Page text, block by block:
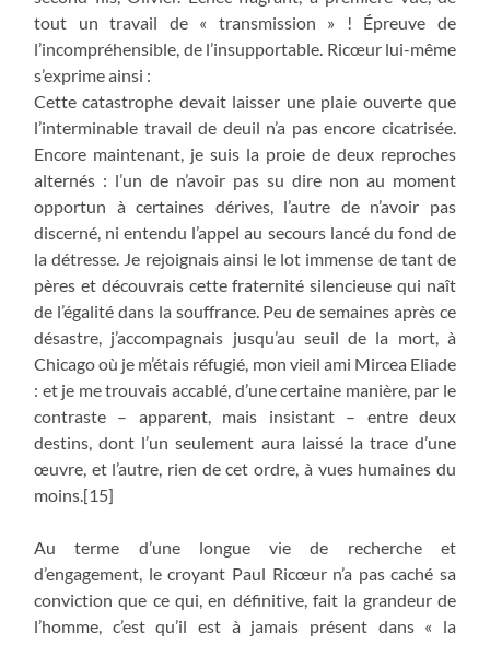
tout un travail de « transmission » ! Épreuve de
l’incompréhensible, de l’insupportable. Ricœur lui-même
s’exprime ainsi :
Cette catastrophe devait laisser une plaie ouverte que
l’interminable travail de deuil n’a pas encore cicatrisée.
Encore maintenant, je suis la proie de deux reproches
alternés : l’un de n’avoir pas su dire non au moment
opportun à certaines dérives, l’autre de n’avoir pas
discerné, ni entendu l’appel au secours lancé du fond de
la détresse. Je rejoignais ainsi le lot immense de tant de
pères et découvrais cette fraternité silencieuse qui naît
de l’égalité dans la souffrance. Peu de semaines après ce
désastre, j’accompagnais jusqu’au seuil de la mort, à
Chicago où je m’étais réfugié, mon vieil ami Mircea Eliade
: et je me trouvais accablé, d’une certaine manière, par le
contraste – apparent, mais insistant – entre deux
destins, dont l’un seulement aura laissé la trace d’une
œuvre, et l’autre, rien de cet ordre, à vues humaines du
moins.[15]
Au terme d’une longue vie de recherche et
d’engagement, le croyant Paul Ricœur n’a pas caché sa
conviction que ce qui, en définitive, fait la grandeur de
l’homme, c’est qu’il est à jamais présent dans « la